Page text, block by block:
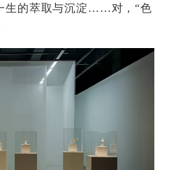
生的萃取与沉淀……对，“色